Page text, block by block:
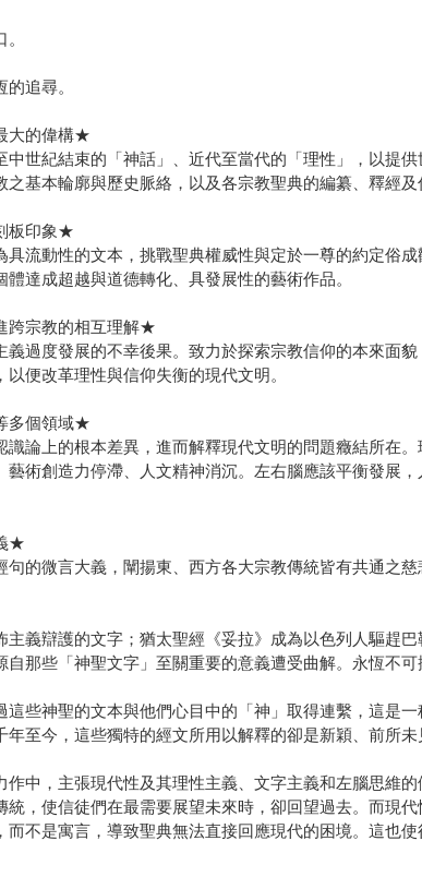
追尋。
大的偉構★
世紀結束的「神話」、近代至當代的「理性」，以提
基本輪廓與歷史脈絡，以及各宗教聖典的編纂、釋經及
板印象★
流動性的文本，挑戰聖典權威性與定於一尊的約定俗
達成超越與道德轉化、具發展性的藝術作品。
跨宗教的相互理解★
過度發展的不幸後果。致力於探索宗教信仰的本來面
便改革理性與信仰失衡的現代文明。
多個領域★
論上的根本差異，進而解釋現代文明的問題癥結所在
術創造力停滯、人文精神消沉。左右腦應該平衡發展
★
的微言大義，闡揚東、西方各大宗教傳統皆有共通之
義辯護的文字；猶太聖經《妥拉》成為以色列人驅趕
那些「神聖文字」至關重要的意義遭受曲解。永恆不
些神聖的文本與他們心目中的「神」取得連繫，這是
至今，這些獨特的經文所用以解釋的卻是新穎、前所
中，主張現代性及其理性主義、文字主義和左腦思維
，使信徒們在最需要展望未來時，卻回望過去。而現
不是寓言，導致聖典無法直接回應現代的困境。這也